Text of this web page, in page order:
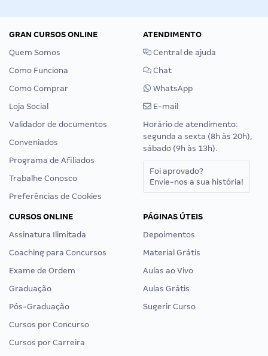
GRAN CURSOS ONLINE
Quem Somos
Como Funciona
Como Comprar
Loja Social
Validador de documentos
Conveniados
Programa de Afiliados
Trabalhe Conosco
Preferências de Cookies
ATENDIMENTO
Central de ajuda
Chat
WhatsApp
E-mail
Horário de atendimento:
segunda a sexta (8h às 20h),
sábado (9h às 13h).
Foi aprovado?
Envie-nos a sua história!
CURSOS ONLINE
Assinatura Ilimitada
Coaching para Concursos
Exame de Ordem
Graduação
Pós-Graduação
Cursos por Concurso
Cursos por Carreira
PÁGINAS ÚTEIS
Depoimentos
Material Grátis
Aulas ao Vivo
Aulas Grátis
Sugerir Curso